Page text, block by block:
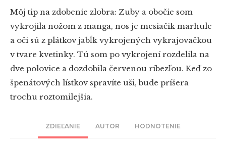
ZDIEĽANIE AUTOR HODNOTENIE
Môj tip na zdobenie zlobra: Zuby a obočie som
vykrojila nožom z manga, nos je mesiačik marhule
a oči sú z plátkov jabĺk vykrojených vykrajovačkou
v tvare kvetinky. Tú som po vykrojení rozdelila na
dve polovice a dozdobila červenou ríbezľou. Keď zo
špenátových lístkov spravíte uši, bude príšera
trochu roztomilejšia.